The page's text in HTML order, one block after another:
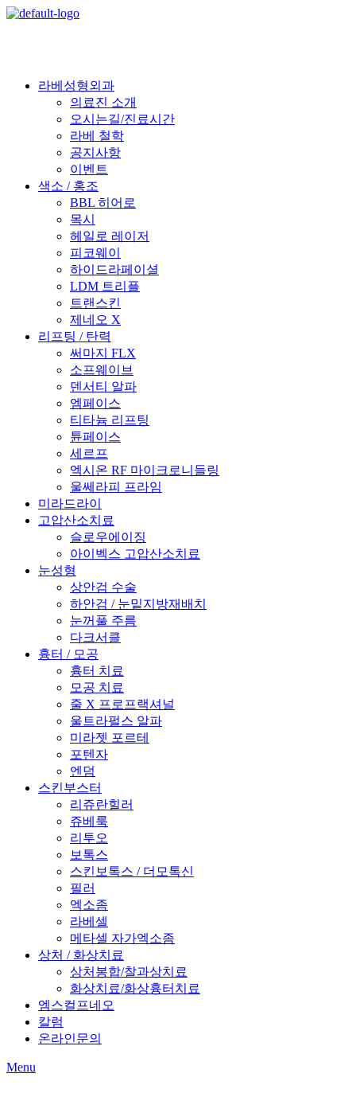
라베성형외과
의료진 소개
오시는길/진료시간
라베 철학
공지사항
이벤트
색소 / 홍조
BBL 히어로
목시
헤일로 레이저
피코웨이
하이드라페이셜
LDM 트리플
트랜스킨
제네오 X
리프팅 / 탄력
써마지 FLX
소프웨이브
덴서티 알파
엠페이스
티타늄 리프팅
튠페이스
세르프
엑시온 RF 마이크로니들링
울쎄라피 프라임
미라드라이
고압산소치료
슬로우에이징
아이벡스 고압산소치료
눈성형
상안검 수술
하안검 / 눈밑지방재배치
눈꺼풀 주름
다크서클
흉터 / 모공
흉터 치료
모공 치료
줄 X 프로프랙셔널
울트라펄스 알파
미라젯 포르테
포텐자
엔덤
스킨부스터
리쥬란힐러
쥬베룩
리투오
보톡스
스킨보톡스 / 더모톡신
필러
엑소좀
라베셀
메타셀 자가엑소좀
상처 / 화상치료
상처봉합/찰과상치료
화상치료/화상흉터치료
엠스컬프네오
칼럼
온라인문의
Menu